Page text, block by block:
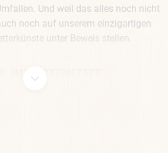
Und weil das alles noch nicht
noch auf unserem einzigartigen
unter Beweis stellen.
JUNGSTEINZEIT